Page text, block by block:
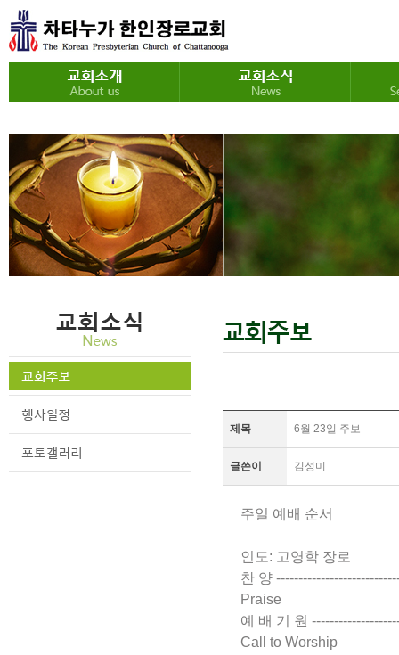
제목 6월 23일 주보
글쓴이 김성미
주일 예배 순서
인도: 고영학 장로
찬 양
Praise
예 배 기 원
Call to Worship